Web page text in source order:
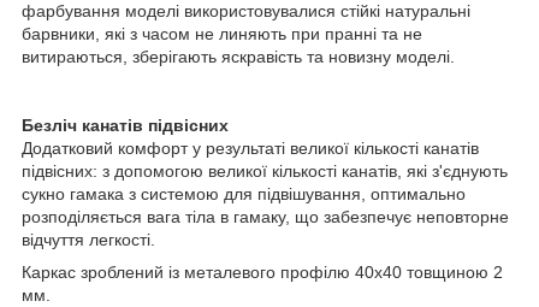
фарбування моделі використовувалися стійкі натуральні
барвники, які з часом не линяють при пранні та не
витираються, зберігають яскравість та новизну моделі.
Безліч канатів підвісних
Додатковий комфорт у результаті великої кількості канатів
підвісних: з допомогою великої кількості канатів, які з'єднують
сукно гамака з системою для підвішування, оптимально
розподіляється вага тіла в гамаку, що забезпечує неповторне
відчуття легкості.
Каркас зроблений із металевого профілю 40х40 товщиною 2
мм.